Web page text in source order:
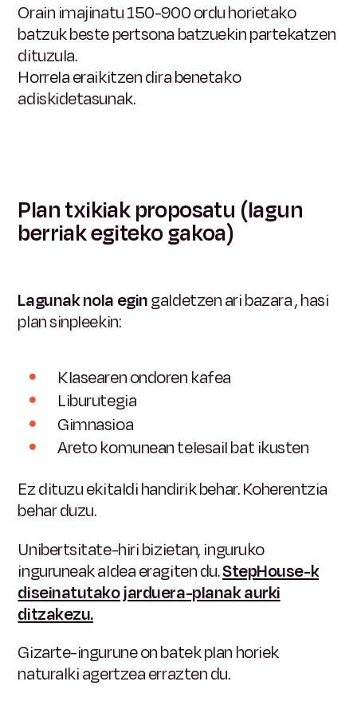
Orain imajinatu 150-900 ordu horietako
batzuk beste pertsona batzuekin partekatzen
dituzula.
Horrela eraikitzen dira benetako
adiskidetasunak.
Plan txikiak proposatu (lagun
berriak egiteko gakoa)
Lagunak nola egingaldetzen ari bazara, hasi
plan sinpleekin:
Klasearen ondoren kafea
Liburutegia
Gimnasioa
Areto komunean telesail bat ikusten
Ez dituzu ekitaldi handirik behar. Koherentzia
behar duzu.
Unibertsitate-hiri bizietan, inguruko
inguruneak aldea eragiten du.StepHouse-k
diseinatutako jarduera-planak aurki
ditzakezu.
Gizarte-ingurune on batek plan horiek
naturalki agertzea errazten du.